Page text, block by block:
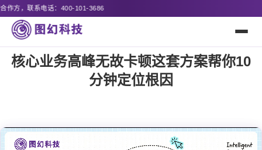
核心业务高峰无故卡顿这套方案帮你10
分钟定位根因